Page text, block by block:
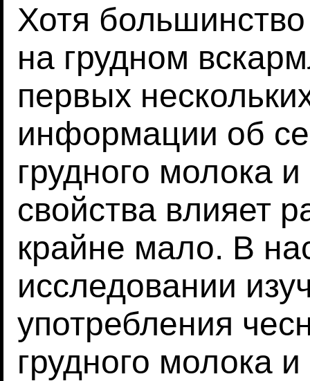
Хотя
на грудном
первых
информации об
грудного молока
свойства влияет
крайне мало. В
исследовании
употребления
грудного молока